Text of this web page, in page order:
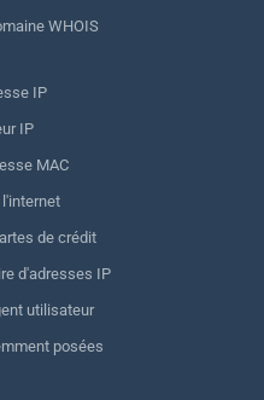
WHOIS
IP
IP
MAC
de crédit
d'adresses IP
utilisateur
posées